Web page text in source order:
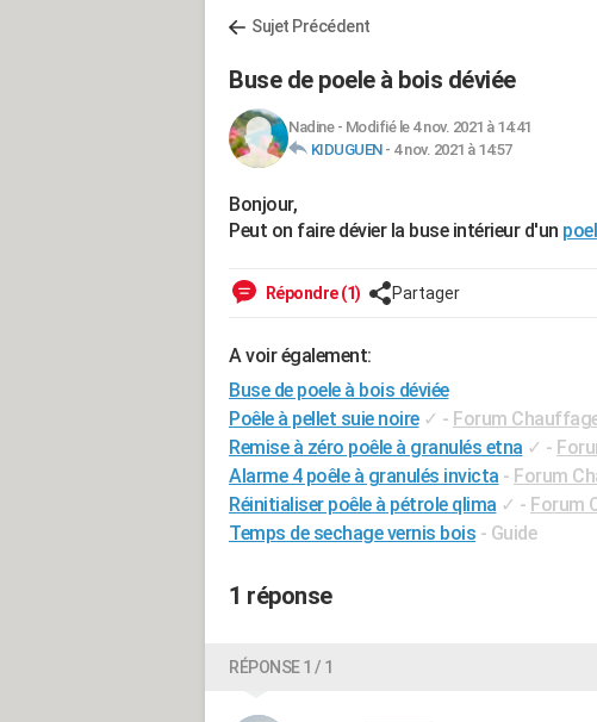
Sujet Précédent
Buse de poele à bois déviée
Nadine- Modifié le 4 nov. 2021 à 14:41
KIDUGUEN- 4 nov. 2021 à 14:57
Bonjour,
Peut on faire dévier la buse intérieur d'un
Répondre (1) Partager
A voir également:
Buse de poele à bois déviée
Poêle à pellet suie noire ✓ - Forum
Remise à zéro poêle à granulés etna ✓ -
Alarme 4 poêle à granulés invicta - Forum
Réinitialiser poêle à pétrole qlima ✓ - Forum
Temps de sechage vernis bois - Guide
1 réponse
RÉPONSE 1 / 1